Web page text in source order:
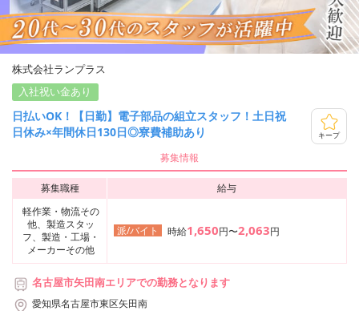
株式会社ランプラス
入社祝い金あり
日払いOK！【日勤】電子部品の組立スタッフ！土日祝
日休み×年間休日130日◎寮費補助あり
キープ
募集情報
募集職種
給与
軽作業・物流その
他、製造スタッ
フ、製造・工場・
メーカーその他
派/バイト 時給1,650円〜2,063円
名古屋市矢田南エリアでの勤務となります
愛知県名古屋市東区矢田南